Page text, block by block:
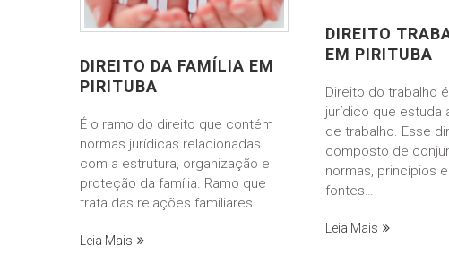
informe-nos
a sua
DIREITO DA FAMÍLIA EM
PIRITUBA
É o ramo do direito que contém
normas jurídicas relacionadas
com a estrutura, organização e
proteção da família. Ramo que
trata das relações familiares…
Leia Mais
DIREITO
EM PIRITUBA
Direito do trabalho
jurídico que estuda
de trabalho. Esse
composto de
normas, princípios
fontes…
Leia Mais